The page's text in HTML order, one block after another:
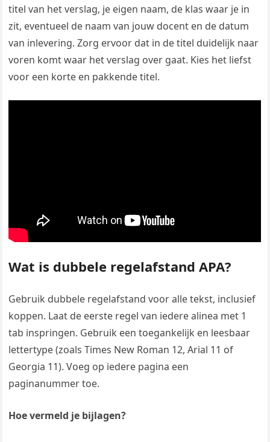
titel van het verslag, je eigen naam, de klas waar je in
zit, eventueel de naam van jouw docent en de datum
van inlevering. Zorg ervoor dat in de titel duidelijk naar
voren komt waar het verslag over gaat. Kies het liefst
voor een korte en pakkende titel.
Wat is dubbele regelafstand APA?
Gebruik dubbele regelafstand voor alle tekst, inclusief
koppen. Laat de eerste regel van iedere alinea met 1
tab inspringen. Gebruik een toegankelijk en leesbaar
lettertype (zoals Times New Roman 12, Arial 11 of
Georgia 11). Voeg op iedere pagina een
paginanummer toe.
Hoe vermeld je bijlagen?